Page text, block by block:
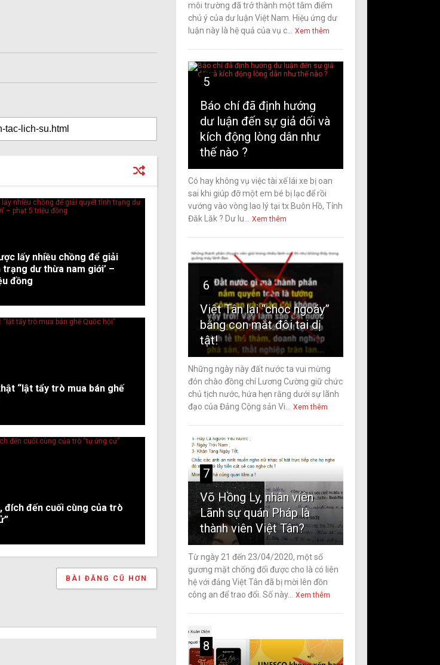
lấy nhiều chồng để giải
trạng dư thừa nam giới’ –
đồng
“lật tẩy trò mua bán ghế
đích đến cuối cùng của trò
BÀI ĐĂNG CŨ HƠN
môi trường đã trở thành một tâm điểm
chú ý của dư luận Việt Nam. Hiệu ứng dư
luận này là hệ quả của vụ c...
Xem thêm
5
Báo chí đã định hướng
dư luận đến sự giả dối và
kích động lòng dân như
thế nào ?
Có hay không vụ việc tài xế lái xe bị oan
sai khi giúp đỡ một em bé bị lạc để rồi
vướng vào vòng lao lý tại tx Buôn Hồ, Tỉnh
Đăk Lăk ? Dư lu...
Xem thêm
6
Việt Tân lại “chọc ngoáy”
bằng con mắt đôi tai dị
tật!
Những ngày này đất nước ta vui mừng
đón chào đồng chí Lương Cường giữ chức
chủ tịch nước, hứa hẹn rằng dưới sự lãnh
đạo của Đảng Cộng sản Vi...
Xem thêm
7
Võ Hồng Ly, nhân viên
Lãnh sự quán Pháp là
thành viên Việt Tân?
Từ ngày 21 đến 23/04/2020, một số
gương mặt chống đối được cho là có liên
hệ với đảng Việt Tân đã bị mời lên đồn
công an để trao đổi. Số này...
Xem thêm
8